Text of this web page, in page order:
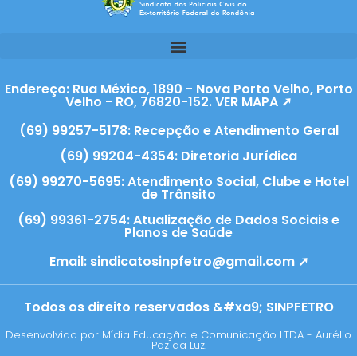
Endereço: Rua México, 1890 - Nova Porto Velho, Porto
Velho - RO, 76820-152. VER MAPA ➚
(69) 99257-5178: Recepção e Atendimento Geral
(69) 99204-4354: Diretoria Jurídica
(69) 99270-5695: Atendimento Social, Clube e Hotel
de Trânsito
(69) 99361-2754: Atualização de Dados Sociais e
Planos de Saúde
Email: sindicatosinpfetro@gmail.com ➚
Todos os direito reservados &#xa9; SINPFETRO
Desenvolvido por Mídia Educação e Comunicação LTDA - Aurélio
Paz da Luz.